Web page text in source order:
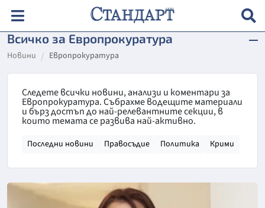
Всичко за Европрокуратура
Новини Европрокуратура
Следете всички новини, анализи и коментари за
Европрокуратура. Събрахме водещите материали
и бърз достъп до най-релевантните секции, в
които темата се развива най-активно.
Последни новини Правосъдие Политика Крими